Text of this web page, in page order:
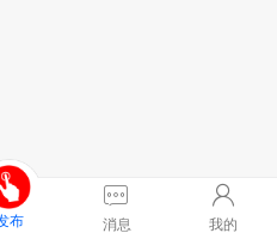
布 消息 我的